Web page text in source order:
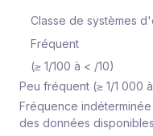
Classe de systèmes
Fréquent
(≥ 1/100 à < /10)
Peu fréquent (≥ 1/1 000
Fréquence
des données